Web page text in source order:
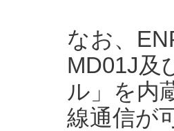
なお、
MD01J及
ル」を内
線通信が